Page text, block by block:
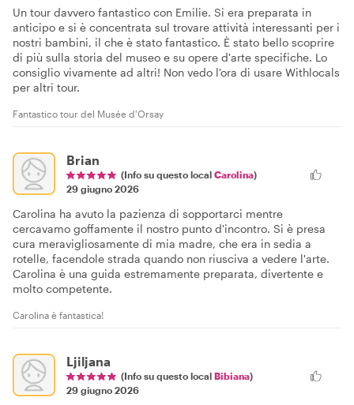
Un tour davvero fantastico con Emilie. Si era preparata in
anticipo e si è concentrata sul trovare attività interessanti per i
nostri bambini, il che è stato fantastico. È stato bello scoprire
di più sulla storia del museo e su opere d'arte specifiche. Lo
consiglio vivamente ad altri! Non vedo l'ora di usare Withlocals
per altri tour.
Fantastico tour del Musée d'Orsay
Brian
(Info su questo local Carolina)
29 giugno 2026
Carolina ha avuto la pazienza di sopportarci mentre
cercavamo goffamente il nostro punto d'incontro. Si è presa
cura meravigliosamente di mia madre, che era in sedia a
rotelle, facendole strada quando non riusciva a vedere l'arte.
Carolina è una guida estremamente preparata, divertente e
molto competente.
Carolina è fantastica!
Ljiljana
(Info su questo local Bibiana)
29 giugno 2026